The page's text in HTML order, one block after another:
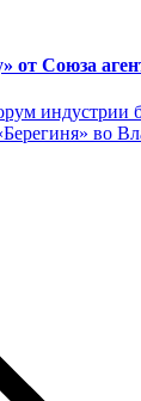
Союза
индустрии
во